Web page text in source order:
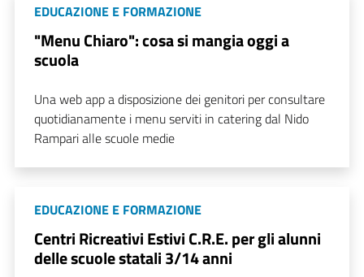
EDUCAZIONE E FORMAZIONE
"Menu Chiaro": cosa si mangia oggi a
scuola
Una web app a disposizione dei genitori per consultare
quotidianamente i menu serviti in catering dal Nido
Rampari alle scuole medie
EDUCAZIONE E FORMAZIONE
Centri Ricreativi Estivi C.R.E. per gli alunni
delle scuole statali 3/14 anni